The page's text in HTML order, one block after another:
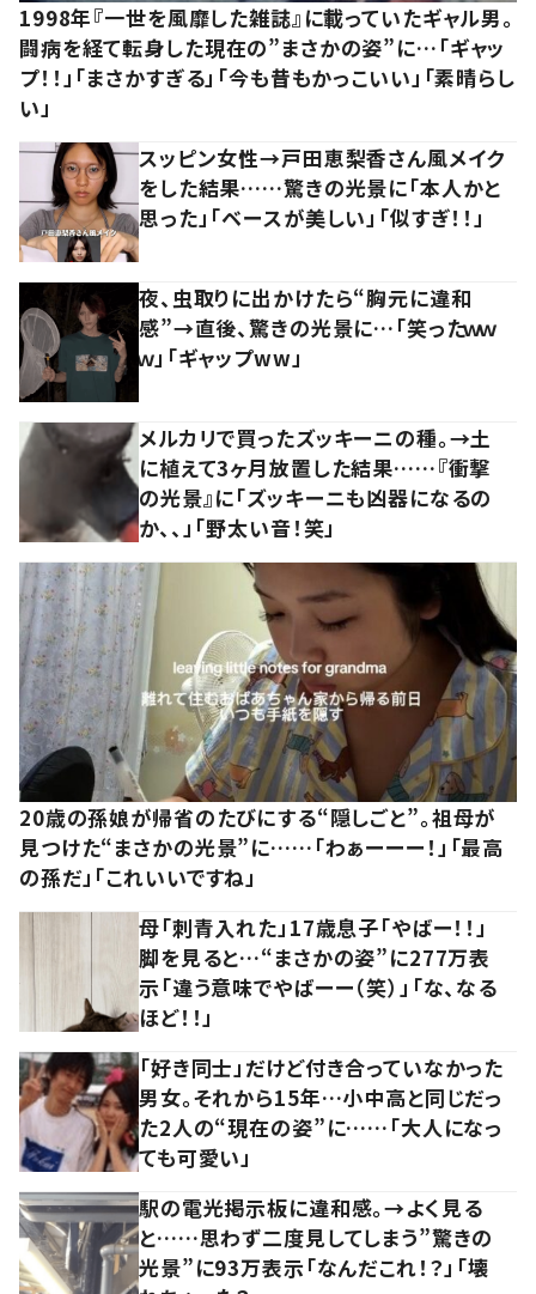
1998年『一世を風靡した雑誌』に載っていたギャル男。
闘病を経て転身した現在の”まさかの姿”に…「ギャッ
プ！！」「まさかすぎる」「今も昔もかっこいい」「素晴らし
い」
スッピン女性→戸田恵梨香さん風メイク
をした結果……驚きの光景に「本人かと
思った」「ベースが美しい」「似すぎ！！」
夜、虫取りに出かけたら“胸元に違和
感”→直後、驚きの光景に…「笑ったｗｗ
ｗ」「ギャップww」
メルカリで買ったズッキーニの種。→土
に植えて3ヶ月放置した結果……『衝撃
の光景』に「ズッキーニも凶器になるの
か、、」「野太い音！笑」
20歳の孫娘が帰省のたびにする“隠しごと”。祖母が
見つけた“まさかの光景”に……「わぁーーー！」「最高
の孫だ」「これいいですね」
母「刺青入れた」17歳息子「やばー！！」
脚を見ると…“まさかの姿”に277万表
示「違う意味でやばーー（笑）」「な、なる
ほど！！」
「好き同士」だけど付き合っていなかった
男女。それから15年…小中高と同じだっ
た2人の“現在の姿”に……「大人になっ
ても可愛い」
駅の電光掲示板に違和感。→よく見る
と……思わず二度見してしまう”驚きの
光景”に93万表示「なんだこれ！？」「壊